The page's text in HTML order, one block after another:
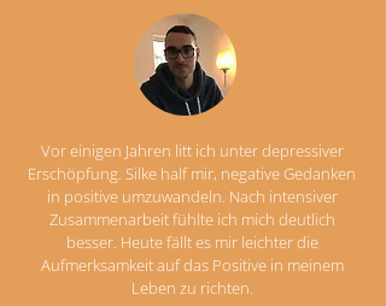
Vor einigen Jahren litt ich unter depressiver
Erschöpfung. Silke half mir, negative Gedanken
in positive umzuwandeln. Nach intensiver
Zusammenarbeit fühlte ich mich deutlich
besser. Heute fällt es mir leichter die
Aufmerksamkeit auf das Positive in meinem
Leben zu richten.